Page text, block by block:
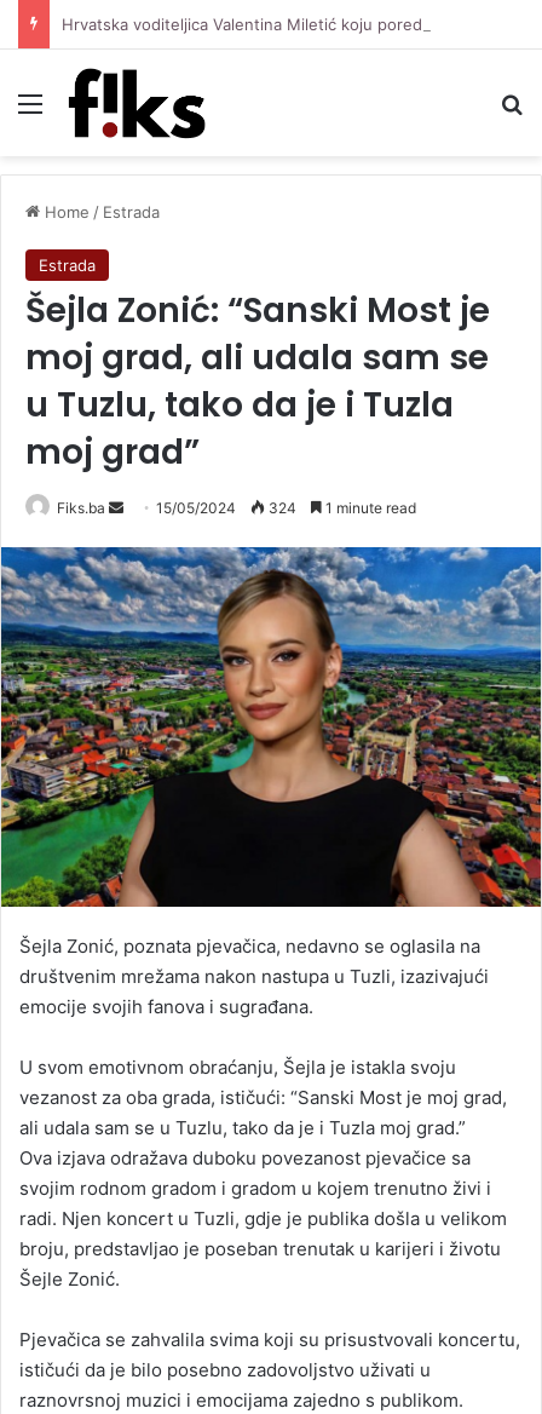
Menu
Home / Estrada
Estrada
Šejla Zonić: “Sanski Most je
moj grad, ali udala sam se
u Tuzlu, tako da je i Tuzla
moj grad”
Fiks.ba
Send
email
15/05/2024 324 1 minute read
Šejla Zonić, poznata pjevačica, nedavno se oglasila na
društvenim mrežama nakon nastupa u Tuzli, izazivajući
emocije svojih fanova i sugrađana.
U svom emotivnom obraćanju, Šejla je istakla svoju
vezanost za oba grada, ističući: “Sanski Most je moj grad,
ali udala sam se u Tuzlu, tako da je i Tuzla moj grad.”
Ova izjava odražava duboku povezanost pjevačice sa
svojim rodnom gradom i gradom u kojem trenutno živi i
radi. Njen koncert u Tuzli, gdje je publika došla u velikom
broju, predstavljao je poseban trenutak u karijeri i životu
Šejle Zonić.
Pjevačica se zahvalila svima koji su prisustvovali koncertu,
ističući da je bilo posebno zadovoljstvo uživati u
raznovrsnoj muzici i emocijama zajedno s publikom.